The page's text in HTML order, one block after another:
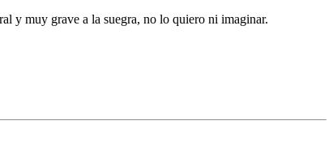
y muy grave a la suegra, no lo quiero ni imaginar.